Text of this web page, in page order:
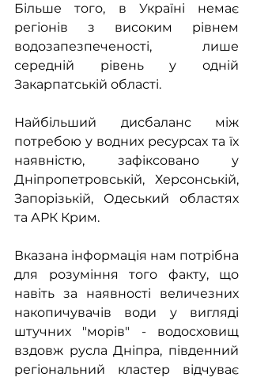
Більше того, в Україні немає
регіонів з високим рівнем
водозапезпеченості, лише
середній рівень у одній
Закарпатській області.
Найбільший дисбаланс між
потребою у водних ресурсах та їх
наявністю, зафіксовано у
Дніпропетровській, Херсонській,
Запорізькій, Одеський областях
та АРК Крим.
Вказана інформація нам потрібна
для розуміння того факту, що
навіть за наявності величезних
накопичувачів води у вигляді
штучних "морів" - водосховищ
вздовж русла Дніпра, південний
регіональний кластер відчуває